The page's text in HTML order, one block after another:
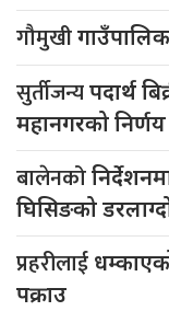
गौमुखी
सुर्तीजन्यपदार्थ
महानगरको
बालेनको
घिसिङको
प्रहरीलाई
पक्राउ